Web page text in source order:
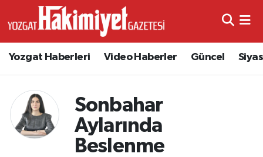
Yozgat Haberleri Video Haberler Güncel
Sonbahar
Aylarında
Beslenme